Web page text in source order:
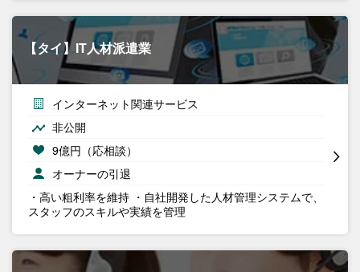
【タイ】IT人材派遣業
インターネット関連サービス
非公開
9億円（応相談）
オーナーの引退
・高い粗利率を維持 ・自社開発した人材管理システムで、
スタッフのスキルや実績を管理